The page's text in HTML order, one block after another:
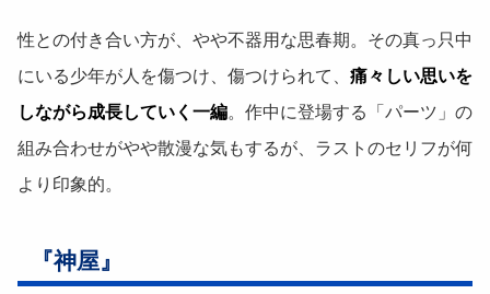
性との付き合い方が、やや不器用な思春期。その真っ只中
にいる少年が人を傷つけ、傷つけられて、 痛々しい思いを
しながら成長していく一編。作中に登場する「パーツ」の
組み合わせがやや散漫な気もするが、ラストのセリフが何
より印象的。
『神屋』